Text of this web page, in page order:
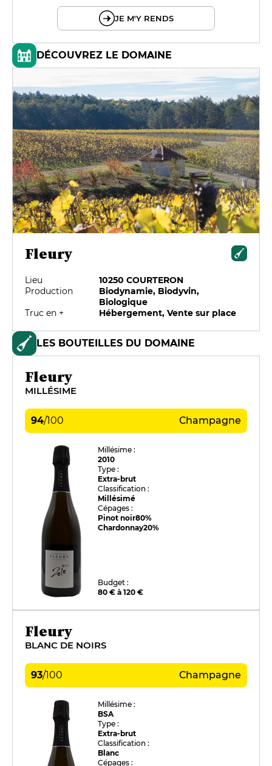
JE M'Y RENDS
DÉCOUVREZ LE DOMAINE
Fleury
Lieu
10250 COURTERON
Production
Biodynamie, Biodyvin,
Biologique
Truc en +
Hébergement, Vente sur place
LES BOUTEILLES DU DOMAINE
Fleury
MILLÉSIME
94/100 Champagne
Millésime :
2010
Type :
Extra-brut
Classification :
Millésimé
Cépages :
Pinot noir80%
Chardonnay20%
Budget :
80 € à 120 €
Fleury
BLANC DE NOIRS
93/100 Champagne
Millésime :
BSA
Type :
Extra-brut
Classification :
Blanc
Cépages :